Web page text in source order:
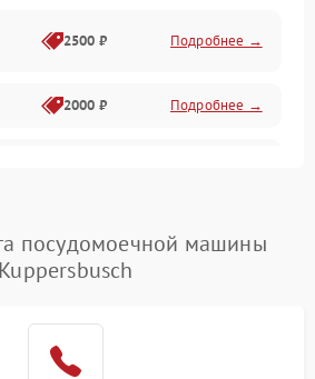
2500 ₽ Подробнее →
2000 ₽ Подробнее →
1800 ₽ Подробнее →
1700 ₽
посудомоечной машины
Kuppersbusch